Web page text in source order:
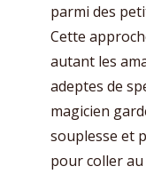
parmi des
Cette
autant les
adeptes de
magicien
souplesse et
pour coller